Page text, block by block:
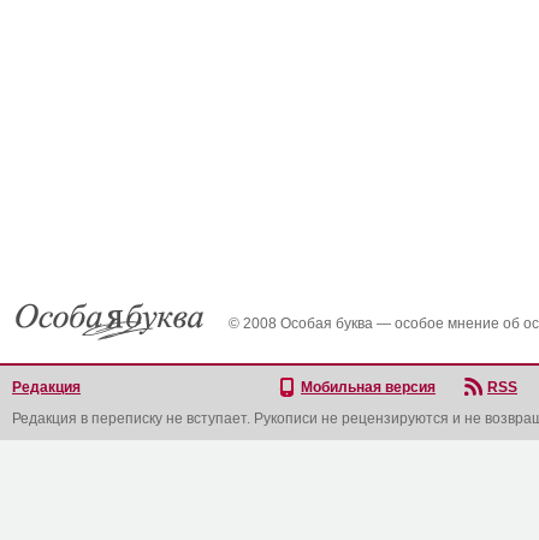
© 2008 Особая буква — особое мнение об
Редакция Мобильная версия
RSS
Редакция в переписку не вступает. Рукописи не рецензируются и не